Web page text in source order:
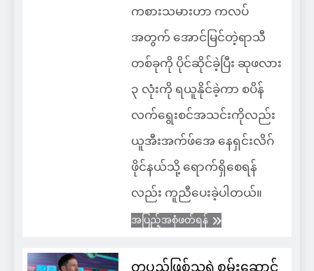
ကစားသမားဟာ ကလပ်
အတွက် အောင်မြင်တဲ့ရာသီ
တစ်ခုကို ပိုင်ဆိုင်ခဲ့ပြီး ဆုဖလား
၃ လုံးကို ရယူနိုင်ခဲ့ကာ စပိန်
လက်ရွေးစင်အသင်းကိုလည်း
ယူအီးအက်ဖ်အေ နေရှင်းလိဂ်
ဖိုင်နယ်သို့ ရောက်ရှိစေရန်
လည်း ကူညီပေးခဲ့ပါတယ်။
အပြည့်အစုံဖတ်ရန်
တပည့်ဖြစ်သူရဲ့စွမ်းဆောင်